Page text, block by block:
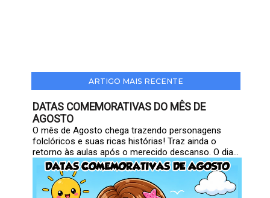
ARTIGO MAIS RECENTE
DATAS COMEMORATIVAS DO MÊS DE
AGOSTO
O mês de Agosto chega trazendo personagens
folclóricos e suas ricas histórias! Traz ainda o
retorno às aulas após o merecido descanso. O dia...